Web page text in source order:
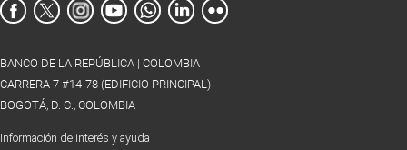
BANCO DE LA REPÚBLICA | COLOMBIA
CARRERA 7 #14-78 (EDIFICIO PRINCIPAL)
BOGOTÁ, D. C., COLOMBIA
Información de interés y ayuda